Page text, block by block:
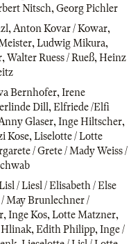
Nitsch, Georg Pichler
, Anton Kovar / Kowar,
, Ludwig Mikura,
, Walter Ruess / Rueß, Heinz
Bernhofer, Irene
Dill , Elfriede /Elfi
Glaser, Inge Hiltscher,
Kose, Liselotte / Lotte
/ Grete / Mady Weiss /
/ Liesl / Elisabeth / Else
May Brunlechner /
, Inge Kos, Lotte Matzner,
, Edith Philipp, Inge /